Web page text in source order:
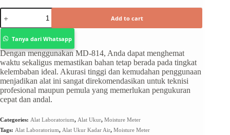
Add to cart
Tanya dari Whatsapp
Dengan menggunakan MD-814, Anda dapat menghemat
waktu sekaligus memastikan bahan tetap berada pada tingkat
kelembaban ideal. Akurasi tinggi dan kemudahan penggunaan
menjadikan alat ini sangat direkomendasikan untuk teknisi
profesional maupun pemula yang memerlukan pengukuran
cepat dan andal.
Categories: Alat Laboratorium, Alat Ukur, Moisture Meter
Tags: Alat Laboratorium, Alat Ukur Kadar Air, Moisture Meter